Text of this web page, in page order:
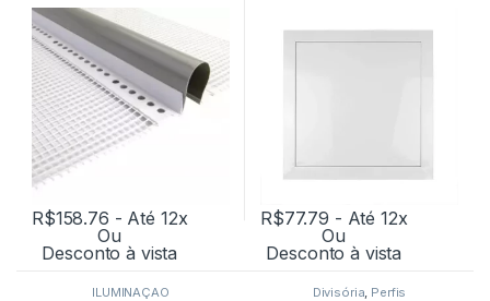
R$158.76 - Até 12x
Ou
Desconto à vista
R$77.79 - Até 12x
Ou
Desconto à vista
ILUMINAÇÃO Divisória, Perfis